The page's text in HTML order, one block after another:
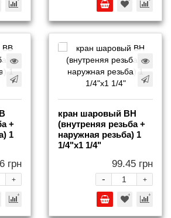
+
1
грн
+
кран шаровый ВН
(внутреняя резьба +
наружная резьба) 1
1/4"х1 1/4"
99.45 грн
+
-